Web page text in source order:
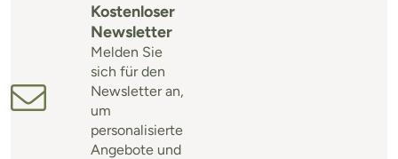
Kostenloser
Newsletter
Melden Sie
sich für den
Newsletter an,
um
personalisierte
Angebote und